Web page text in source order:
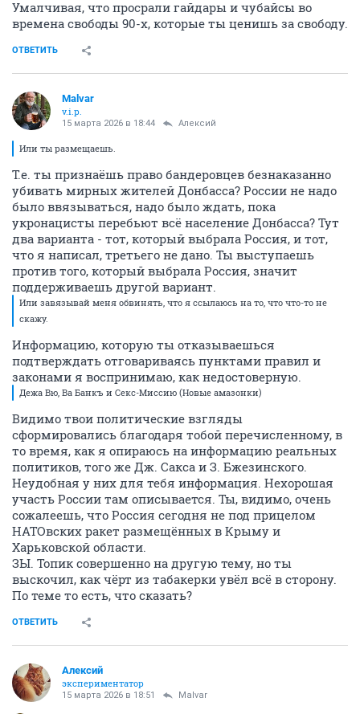
Умалчивая, что просрали гайдары и чубайсы во
времена свободы 90-х, которые ты ценишь за свободу.
ОТВЕТИТЬ
Malvar
v.i.p.
15 марта 2026 в 18:44 Алексий
Или ты размещаешь.
Т.е. ты признаёшь право бандеровцев безнаказанно
убивать мирных жителей Донбасса? России не надо
было ввязываться, надо было ждать, пока
укронацисты перебьют всё население Донбасса? Тут
два варианта - тот, который выбрала Россия, и тот,
что я написал, третьего не дано. Ты выступаешь
против того, который выбрала Россия, значит
поддерживаешь другой вариант.
Или завязывай меня обвинять, что я ссылаюсь на то, что что-то не
скажу.
Информацию, которую ты отказываешься
подтверждать отговариваясь пунктами правил и
законами я воспринимаю, как недостоверную.
Дежа Вю, Ва Банкъ и Секс-Миссию (Новые амазонки)
Видимо твои политические взгляды
сформировались благодаря тобой перечисленному, в
то время, как я опираюсь на информацию реальных
политиков, того же Дж. Сакса и З. Бжезинского.
Неудобная у них для тебя информация. Нехорошая
участь России там описывается. Ты, видимо, очень
сожалеешь, что Россия сегодня не под прицелом
НАТОвских ракет размещённых в Крыму и
Харьковской области.
ЗЫ. Топик совершенно на другую тему, но ты
выскочил, как чёрт из табакерки увёл всё в сторону.
По теме то есть, что сказать?
ОТВЕТИТЬ
Алексий
экспериментатор
15 марта 2026 в 18:51 Malvar